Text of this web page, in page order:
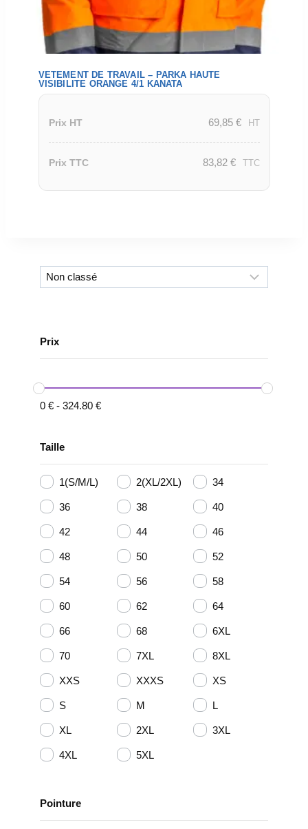
VETEMENT DE TRAVAIL – PARKA HAUTE
VISIBILITE ORANGE 4/1 KANATA
Prix HT 69,85 € HT
Prix TTC 83,82 € TTC
Prix
0 € - 324.80 €
Taille
1(S/M/L) 2(XL/2XL) 34
36 38 40
42 44 46
48 50 52
54 56 58
60 62 64
66 68 6XL
70 7XL 8XL
XXS XXXS XS
S M L
XL 2XL 3XL
4XL 5XL
Pointure